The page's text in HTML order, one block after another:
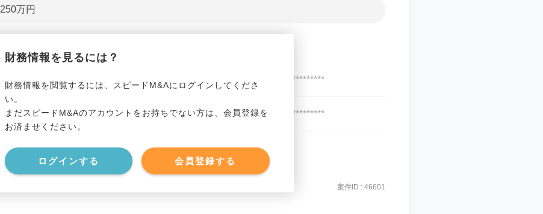
250万円
財務情報を見るには？
財務情報を閲覧するには、スピードM&Aにログインしてくださ
い。
まだスピードM&Aのアカウントをお持ちでない方は、会員登録を
お済ませください。
ログインする 会員登録する
********************
********************
事業資産 ********************
事業負債 ********************
********************
案件ID : 46601